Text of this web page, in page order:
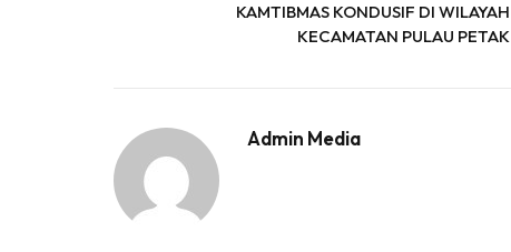
KAMTIBMAS KONDUSIF DI WILAYAH
KECAMATAN PULAU PETAK
Admin Media